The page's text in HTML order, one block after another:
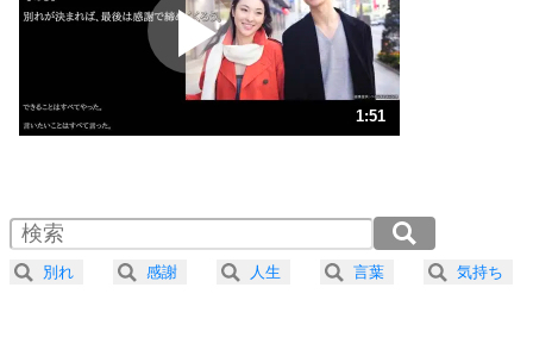
ポジティブになれない原因は、行動しないから。
ポジティブ思考になる30の方法
ストレス対策
人生、なんとかなるもの。
気楽に生きる30の方法
4 器の大きい人は、怒りを優しさで表現する。
プラス思考
1:51
2.0倍速 （218KB 55秒）
2.5倍速 （175KB 44秒）
3.0倍速 （146KB 37秒）
別れ 感謝 人生 言葉 気持ち